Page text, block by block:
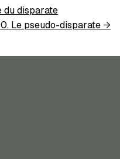
du disparate
Le pseudo-disparate →